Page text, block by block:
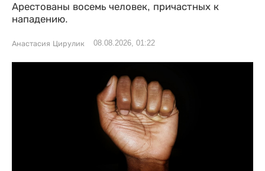
Арестованы восемь человек, причастных к
нападению.
Анастасия Цирулик 08.08.2026, 01:22